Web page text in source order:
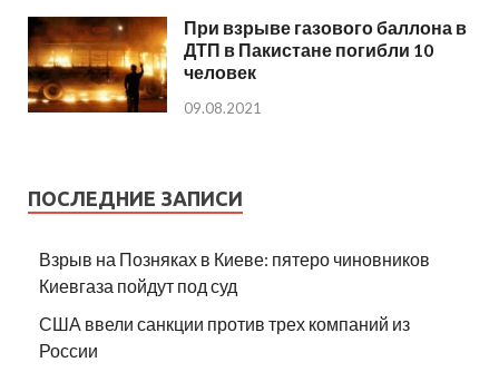
При взрыве газового баллона в
ДТП в Пакистане погибли 10
человек
09.08.2021
ПОСЛЕДНИЕ ЗАПИСИ
Взрыв на Позняках в Киеве: пятеро чиновников
Киевгаза пойдут под суд
США ввели санкции против трех компаний из
России